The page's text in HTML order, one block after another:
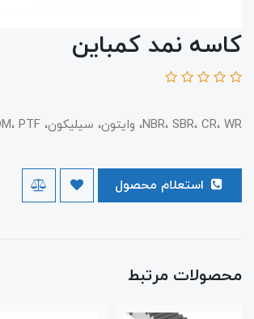
کاسه نمد کمباین
NBR، SBR، CR، WR، وایتون، سیلیکون، EPDM، PTF،
محصولات مرتبط